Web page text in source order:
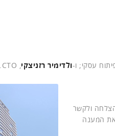
עסקי; ו-ולדימיר רזניצקי, CTO.
ולקשר
את המענה